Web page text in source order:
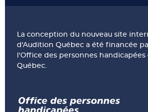
La conception du nouveau site
d'Audition Québec a été financée
l'Office des personnes handicapées
Québec.